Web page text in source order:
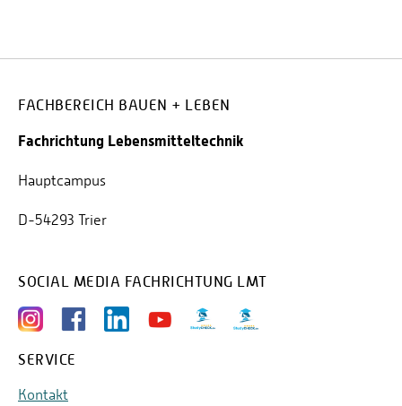
FACHBEREICH BAUEN + LEBEN
Fachrichtung Lebensmitteltechnik
Hauptcampus
D-54293 Trier
SOCIAL MEDIA FACHRICHTUNG LMT
SERVICE
Kontakt